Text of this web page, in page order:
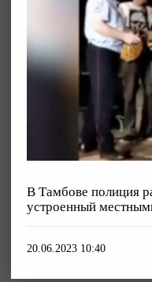
В Тамбове полиция
устроенный
20.06.2023 10:40